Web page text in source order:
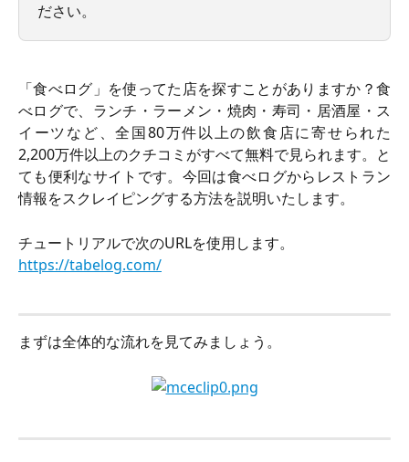
ださい。
「食べログ」を使ってた店を探すことがありますか？食
べログで、ランチ・ラーメン・焼肉・寿司・居酒屋・ス
イーツなど、全国80万件以上の飲食店に寄せられた
2,200万件以上のクチコミがすべて無料で見られます。と
ても便利なサイトです。今回は食べログからレストラン
情報をスクレイピングする方法を説明いたします。
チュートリアルで次のURLを使用します。
https://tabelog.com/
まずは全体的な流れを見てみましょう。